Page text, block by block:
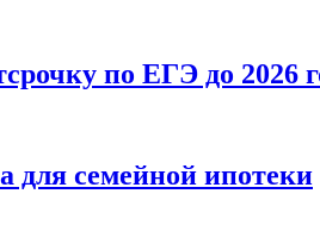
по ЕГЭ до 2026
для семейной ипотеки